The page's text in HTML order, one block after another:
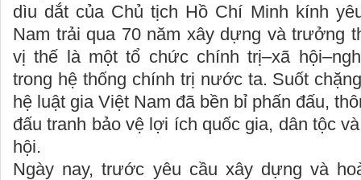
dìu dắt của Chủ tịch Hồ Chí Minh kính
Nam trải qua 70 năm xây dựng và trưởng
vị thế là một tổ chức chính trị–xã
trong hệ thống chính trị nước ta. Suốt
hệ luật gia Việt Nam đã bền bỉ phấn đấu,
đấu tranh bảo vệ lợi ích quốc gia, dân tộc
hội.
Ngày nay, trước yêu cầu xây dựng và